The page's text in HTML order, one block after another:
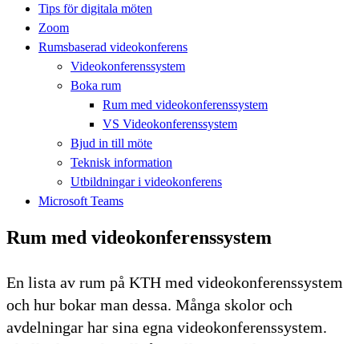
Tips för digitala möten
Zoom
Rumsbaserad videokonferens
Videokonferenssystem
Boka rum
Rum med videokonferenssystem
VS Videokonferenssystem
Bjud in till möte
Teknisk information
Utbildningar i videokonferens
Microsoft Teams
Rum med videokonferenssystem
En lista av rum på KTH med videokonferenssystem
och hur bokar man dessa. Många skolor och
avdelningar har sina egna videokonferenssystem.